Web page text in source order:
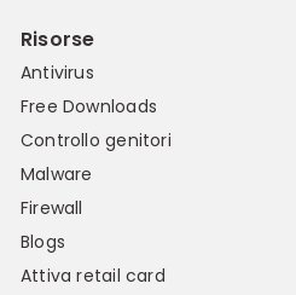
Risorse
Antivirus
Free Downloads
Controllo genitori
Malware
Firewall
Blogs
Attiva retail card